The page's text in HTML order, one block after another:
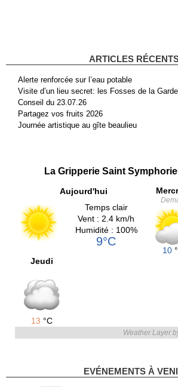
ARTICLES
Alerte renforcée sur l’eau potable
Visite d’un lieu secret: les Fosses de la
Conseil du 23.07.26
Partagez vos fruits 2026
Journée artistique au gîte beaulieu
La Gripperie Saint
Aujourd'hui
Temps clair
Vent : 2.4 km/h
Humidité : 100%
9°C
10
Jeudi
13 °C
Weather Layer
EVÉNEMENTS À